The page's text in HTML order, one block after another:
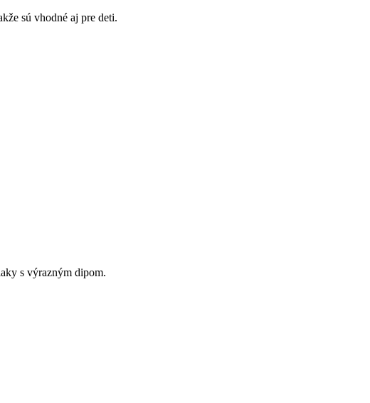
sú vhodné aj pre deti.
s výrazným dipom.